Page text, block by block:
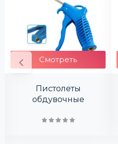
Смотреть
Пистолеты
обдувочные